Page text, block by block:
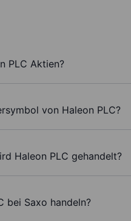
PLC Aktien?
von Haleon PLC?
Haleon PLC gehandelt?
bei Saxo handeln?